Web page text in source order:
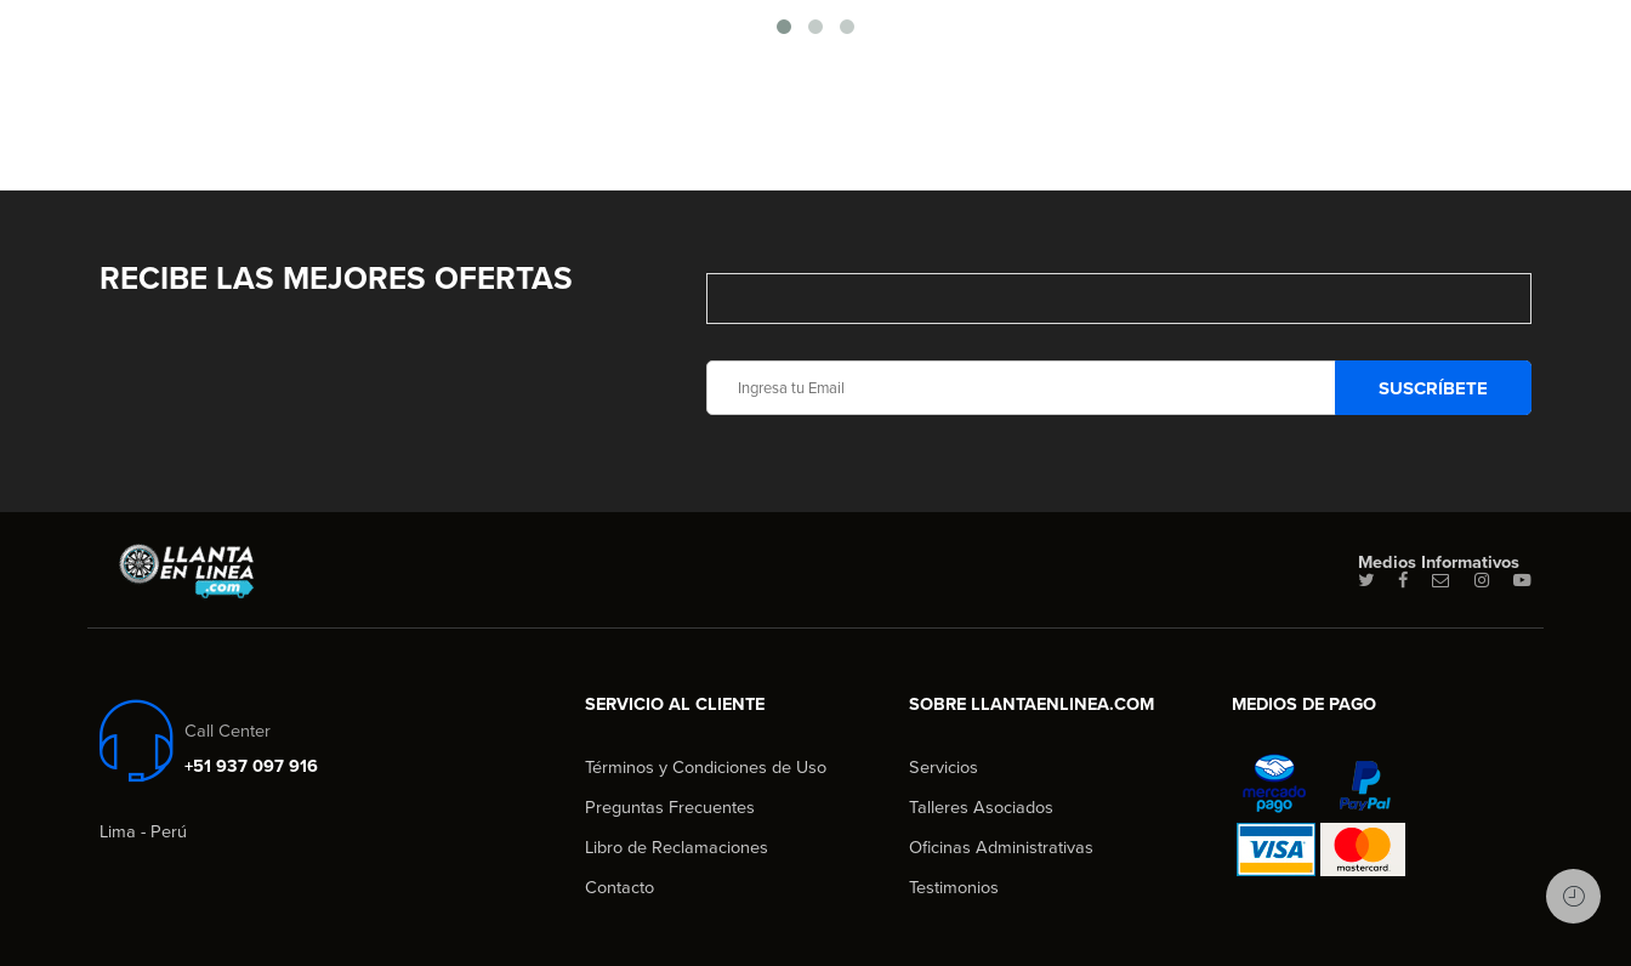
RECIBE LAS MEJORES OFERTAS
Medios Informativos
Call Center
+51 937 097 916
Lima - Perú
SERVICIO AL CLIENTE
Términos y Condiciones de Uso
Preguntas Frecuentes
Libro de Reclamaciones
Contacto
SOBRE LLANTAENLINEA.COM
Servicios
Talleres Asociados
Oficinas Administrativas
Testimonios
MEDIOS DE PAGO